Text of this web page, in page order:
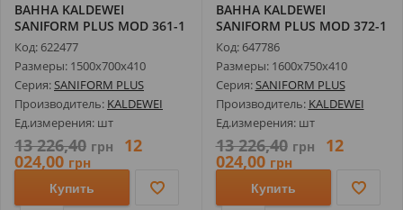
ВАННА KALDEWEI
SANIFORM PLUS MOD 361-1
150X70СМ 1116...
Код: 622477
Размеры: 1500х700х410
Серия:SANIFORM PLUS
Производитель: KALDEWEI
Ед.измерения: шт
13 226,40 грн 12
024,00 грн
Купить
ВАННА KALDEWEI
SANIFORM PLUS MOD 372-1
160X75СМ 1125...
Код: 647786
Размеры: 1600х750х410
Серия:SANIFORM PLUS
Производитель: KALDEWEI
Ед.измерения: шт
13 226,40 грн 12
024,00 грн
Купить